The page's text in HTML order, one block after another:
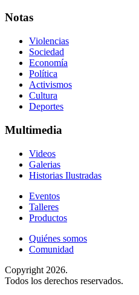
Notas
Violencias
Sociedad
Economía
Política
Activismos
Cultura
Deportes
Multimedia
Videos
Galerias
Historias Ilustradas
Eventos
Talleres
Productos
Quiénes somos
Comunidad
Copyright 2026.
Todos los derechos reservados.